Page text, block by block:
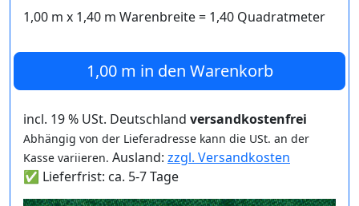
1,00 m x 1,40 m Warenbreite = 1,40 Quadratmeter
1,00 m in den Warenkorb
incl. 19 % USt. Deutschland versandkostenfrei
Abhängig von der Lieferadresse kann die USt. an der
Kasse variieren. Ausland: zzgl. Versandkosten
✅ Lieferfrist: ca. 5-7 Tage